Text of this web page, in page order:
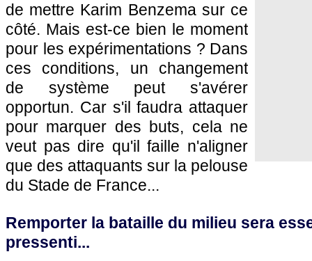
de mettre Karim Benzema sur ce
côté. Mais est-ce bien le moment
pour les expérimentations ? Dans
ces conditions, un changement
de système peut s'avérer
opportun. Car s'il faudra attaquer
pour marquer des buts, cela ne
veut pas dire qu'il faille n'aligner
que des attaquants sur la pelouse
du Stade de France...
Remporter la bataille du milieu sera
pressenti...